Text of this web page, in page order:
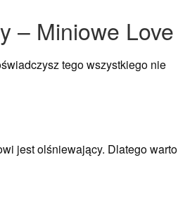
– Miniowe Love
tego wszystkiego nie
jest olśniewający. Dlatego warto